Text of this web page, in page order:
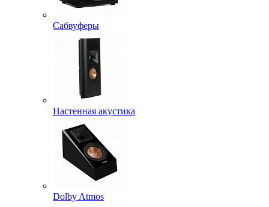
Сабвуферы
Настенная акустика
Dolby Atmos